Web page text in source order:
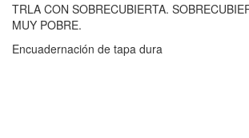
TRLA CON SOBRECUBIERTA.
MUY POBRE.
Encuadernación de tapa dura